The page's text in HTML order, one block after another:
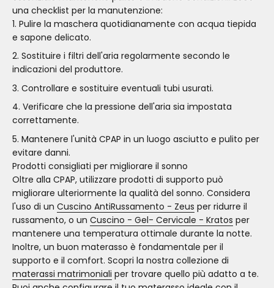
una checklist per la manutenzione:
Pulire la maschera quotidianamente con acqua tiepida
e sapone delicato.
Sostituire i filtri dell'aria regolarmente secondo le
indicazioni del produttore.
Controllare e sostituire eventuali tubi usurati.
Verificare che la pressione dell'aria sia impostata
correttamente.
Mantenere l'unità CPAP in un luogo asciutto e pulito per
evitare danni.
Prodotti consigliati per migliorare il sonno
Oltre alla CPAP, utilizzare prodotti di supporto può
migliorare ulteriormente la qualità del sonno. Considera
l'uso di un Cuscino AntiRussamento - Zeus per ridurre il
russamento, o un Cuscino - Gel- Cervicale - Kratos per
mantenere una temperatura ottimale durante la notte.
Inoltre, un buon materasso è fondamentale per il
supporto e il comfort. Scopri la nostra collezione di
materassi matrimoniali per trovare quello più adatto a te.